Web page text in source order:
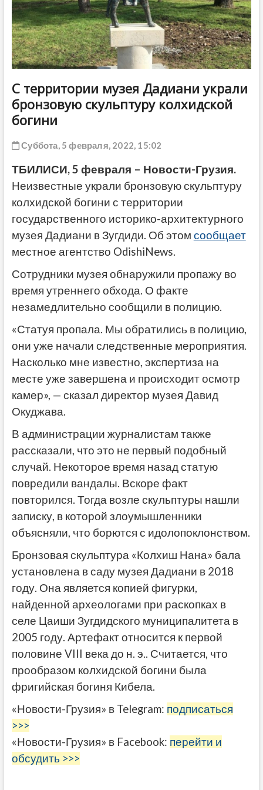
С территории музея Дадиани украли
бронзовую скульптуру колхидской
богини
Суббота, 5 февраля, 2022, 15:02
ТБИЛИСИ, 5 февраля – Новости-Грузия.
Неизвестные украли бронзовую скульптуру
колхидской богини с территории
государственного историко-архитектурного
музея Дадиани в Зугдиди. Об этом сообщает
местное агентство OdishiNews.
Сотрудники музея обнаружили пропажу во
время утреннего обхода. О факте
незамедлительно сообщили в полицию.
«Статуя пропала. Мы обратились в полицию,
они уже начали следственные мероприятия.
Насколько мне известно, экспертиза на
месте уже завершена и происходит осмотр
камер», — сказал директор музея Давид
Окуджава.
В администрации журналистам также
рассказали, что это не первый подобный
случай. Некоторое время назад статую
повредили вандалы. Вскоре факт
повторился. Тогда возле скульптуры нашли
записку, в которой злоумышленники
объясняли, что борются с идолопоклонством.
Бронзовая скульптура «Колхиш Нана» бала
установлена в саду музея Дадиани в 2018
году. Она является копией фигурки,
найденной археологами при раскопках в
селе Цаиши Зугдидского муниципалитета в
2005 году. Артефакт относится к первой
половине VIII века до н. э.. Считается, что
прообразом колхидской богини была
фригийская богиня Кибела.
«Новости-Грузия» в Telegram: подписаться
>>>
«Новости-Грузия» в Facebook: перейти и
обсудить >>>